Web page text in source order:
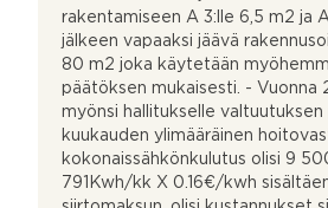
rakentamiseen A 3:lle 6,5 m2 ja
jälkeen vapaaksi jäävä
80 m2 joka käytetään
päätöksen mukaisesti. - Vuonna
myönsi hallitukselle valtuutuksen
kuukauden ylimääräinen
kokonaissähkönkulutus olisi 9
791Kwh/kk X 0.16€/kwh